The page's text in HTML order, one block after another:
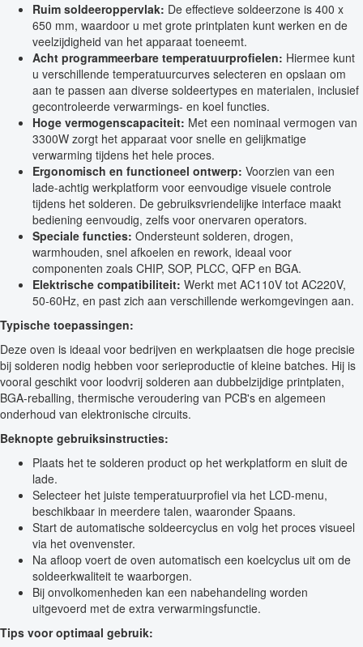
Ruim soldeeroppervlak: De effectieve soldeerzone is 400 x
650 mm, waardoor u met grote printplaten kunt werken en de
veelzijdigheid van het apparaat toeneemt.
Acht programmeerbare temperatuurprofielen: Hiermee kunt
u verschillende temperatuurcurves selecteren en opslaan om
aan te passen aan diverse soldeertypes en materialen, inclusief
gecontroleerde verwarmings- en koel functies.
Hoge vermogenscapaciteit: Met een nominaal vermogen van
3300W zorgt het apparaat voor snelle en gelijkmatige
verwarming tijdens het hele proces.
Ergonomisch en functioneel ontwerp: Voorzien van een
lade-achtig werkplatform voor eenvoudige visuele controle
tijdens het solderen. De gebruiksvriendelijke interface maakt
bediening eenvoudig, zelfs voor onervaren operators.
Speciale functies: Ondersteunt solderen, drogen,
warmhouden, snel afkoelen en rework, ideaal voor
componenten zoals CHIP, SOP, PLCC, QFP en BGA.
Elektrische compatibiliteit: Werkt met AC110V tot AC220V,
50-60Hz, en past zich aan verschillende werkomgevingen aan.
Typische toepassingen:
Deze oven is ideaal voor bedrijven en werkplaatsen die hoge precisie
bij solderen nodig hebben voor serieproductie of kleine batches. Hij is
vooral geschikt voor loodvrij solderen aan dubbelzijdige printplaten,
BGA-reballing, thermische veroudering van PCB's en algemeen
onderhoud van elektronische circuits.
Beknopte gebruiksinstructies:
Plaats het te solderen product op het werkplatform en sluit de
lade.
Selecteer het juiste temperatuurprofiel via het LCD-menu,
beschikbaar in meerdere talen, waaronder Spaans.
Start de automatische soldeercyclus en volg het proces visueel
via het ovenvenster.
Na afloop voert de oven automatisch een koelcyclus uit om de
soldeerkwaliteit te waarborgen.
Bij onvolkomenheden kan een nabehandeling worden
uitgevoerd met de extra verwarmingsfunctie.
Tips voor optimaal gebruik: